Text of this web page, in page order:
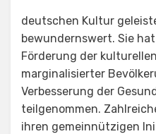
deutschen Kultur
bewundernswert. Sie
Förderung der
marginalisierter
Verbesserung der
teilgenommen.
ihren gemeinnützigen